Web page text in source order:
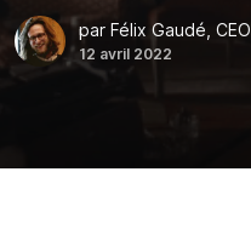
par Félix Gaudé, CEO
12 avril 2022